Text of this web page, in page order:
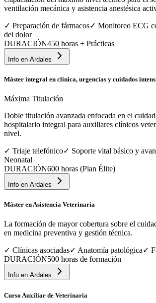
ventilación mecánica y asistencia anestésica
✓ Preparación de fármacos✓ Monitoreo ECG
del dolor
DURACIÓN450 horas + Prácticas
Info en Ardales
Máster integral en clínica, urgencias y cuidados
Máxima Titulación
Doble titulación avanzada enfocada en el
hospitalario integral para auxiliares clínicos
nivel.
✓ Triaje telefónico✓ Soporte vital básico y
Neonatal
DURACIÓN600 horas (Plan Élite)
Info en Ardales
Máster en Asistencia Veterinaria
La formación de mayor cobertura sobre el
en medicina preventiva y gestión técnica.
✓ Clínicas asociadas✓ Anatomía patológica✓
DURACIÓN500 horas de formación
Info en Ardales
Curso Auxiliar de Veterinaria